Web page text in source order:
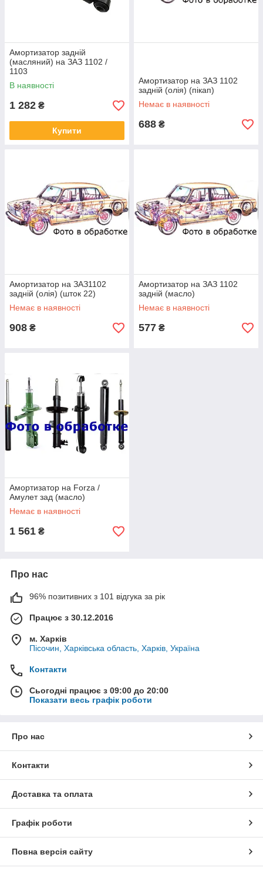
Амортизатор задній
(масляний) на ЗАЗ 1102 /
1103
В наявності
1 282 ₴
Купити
Амортизатор на ЗАЗ 1102
задній (олія) (пікап)
Немає в наявності
688 ₴
Амортизатор на ЗАЗ1102
задній (олія) (шток 22)
Немає в наявності
908 ₴
Амортизатор на ЗАЗ 1102
задній (масло)
Немає в наявності
577 ₴
Амортизатор на Forza /
Амулет зад (масло)
Немає в наявності
1 561 ₴
Про нас
96% позитивних з 101 відгука за рік
Працює з 30.12.2016
м. Харків
Пісочин, Харківська область, Харків, Україна
Контакти
Сьогодні працює з 09:00 до 20:00
Показати весь графік роботи
Про нас
Контакти
Доставка та оплата
Графік роботи
Повна версія сайту